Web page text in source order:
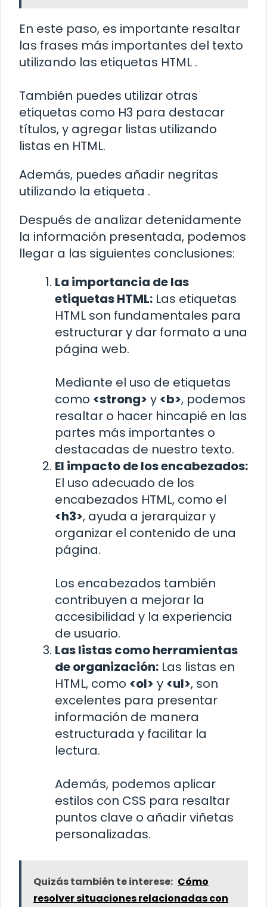
En este paso, es importante resaltar
las frases más importantes del texto
utilizando las etiquetas HTML .
También puedes utilizar otras
etiquetas como H3 para destacar
títulos, y agregar listas utilizando
listas en HTML.
Además, puedes añadir negritas
utilizando la etiqueta .
Después de analizar detenidamente
la información presentada, podemos
llegar a las siguientes conclusiones:
La importancia de las
etiquetas HTML: Las etiquetas
HTML son fundamentales para
estructurar y dar formato a una
página web.
Mediante el uso de etiquetas
como <strong> y <b>, podemos
resaltar o hacer hincapié en las
partes más importantes o
destacadas de nuestro texto.
El impacto de los encabezados:
El uso adecuado de los
encabezados HTML, como el
<h3>, ayuda a jerarquizar y
organizar el contenido de una
página.
Los encabezados también
contribuyen a mejorar la
accesibilidad y la experiencia
de usuario.
Las listas como herramientas
de organización: Las listas en
HTML, como <ol> y <ul>, son
excelentes para presentar
información de manera
estructurada y facilitar la
lectura.
Además, podemos aplicar
estilos con CSS para resaltar
puntos clave o añadir viñetas
personalizadas.
Quizás también te interese: Cómo
resolver situaciones relacionadas con